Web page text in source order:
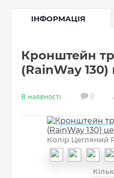
ІНФОРМАЦІЯ
Кронштейн
(RainWay
В наявності 0
Колір Цегляний